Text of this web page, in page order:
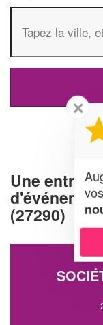
Une
(27290)
✕
vos